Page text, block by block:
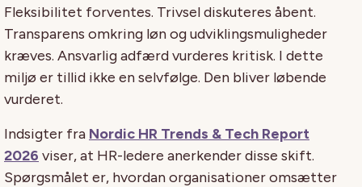
Fleksibilitet forventes. Trivsel diskuteres åbent.
Transparens omkring løn og udviklingsmuligheder
kræves. Ansvarlig adfærd vurderes kritisk. I dette
miljø er tillid ikke en selvfølge. Den bliver løbende
vurderet.
Indsigter fra Nordic HR Trends & Tech Report
2026 viser, at HR-ledere anerkender disse skift.
Spørgsmålet er, hvordan organisationer omsætter